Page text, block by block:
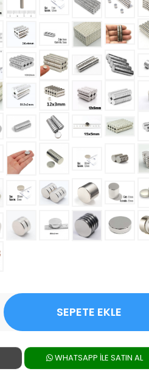
SEPETE EKLE
WHATSAPP ILE SATIN AL